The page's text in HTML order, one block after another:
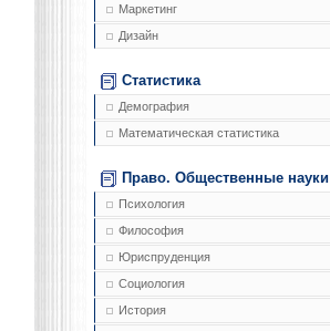
Маркетинг
Дизайн
Статистика
Демография
Математическая статистика
Право. Общественные науки
Психология
Философия
Юриспруденция
Социология
История